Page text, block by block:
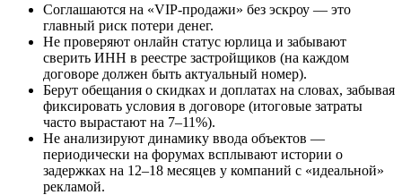
Соглашаются на «VIP-продажи» без эскроу — это
главный риск потери денег.
Не проверяют онлайн статус юрлица и забывают
сверить ИНН в реестре застройщиков (на каждом
договоре должен быть актуальный номер).
Берут обещания о скидках и доплатах на словах, забывая
фиксировать условия в договоре (итоговые затраты
часто вырастают на 7–11%).
Не анализируют динамику ввода объектов —
периодически на форумах всплывают истории о
задержках на 12–18 месяцев у компаний с «идеальной»
рекламой.